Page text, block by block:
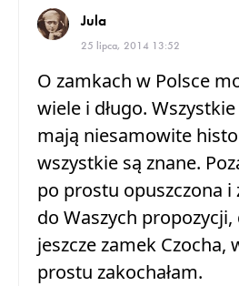
Jula
25 lipca, 2014 13:52
O zamkach w Polsce
wiele i długo.
mają niesamowite
wszystkie są znane.
po prostu opuszczona i
do Waszych propozycji,
jeszcze zamek Czocha,
prostu zakochałam.